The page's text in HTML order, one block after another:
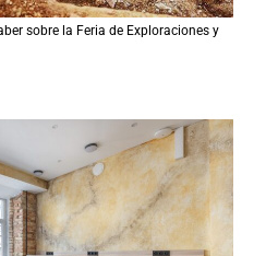
sobre la Feria de Exploraciones y